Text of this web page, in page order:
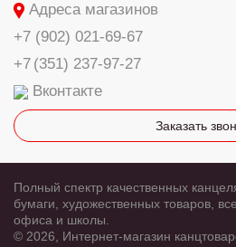
Адреса магазинов
+7 (902) 021-69-67
+7 (351) 237-97-27
Вконтакте
Заказать
Полный спектр качественных
бумаги, художественных товаров,
офиса и школы.
© 2026, Интернет-магазин